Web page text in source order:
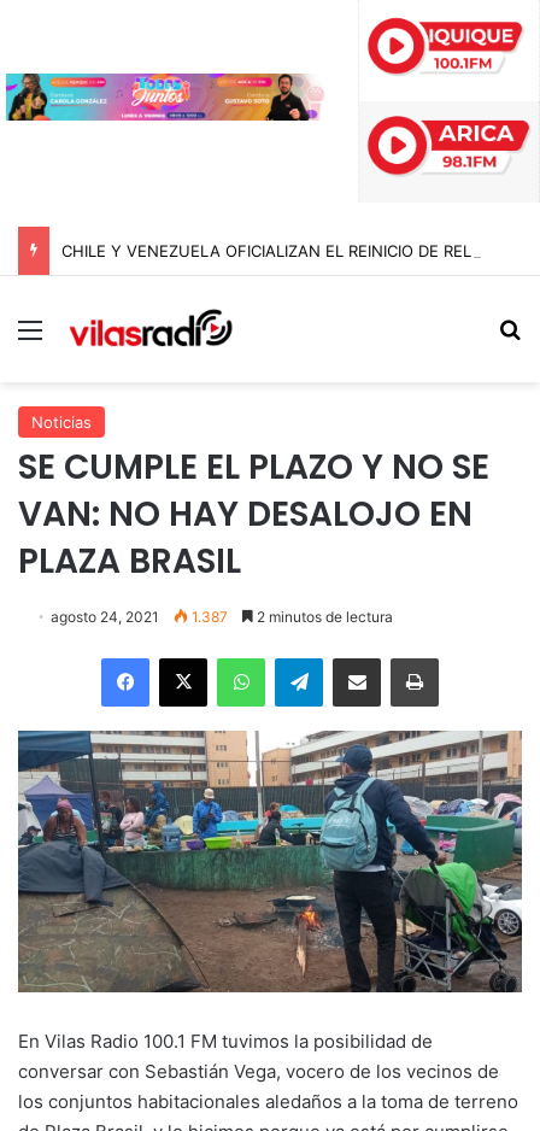
Menú
Noticias
SE CUMPLE EL PLAZO Y NO SE
VAN: NO HAY DESALOJO EN
PLAZA BRASIL
agosto 24, 2021 1.387 2 minutos de lectura
Facebook
X WhatsAppTelegramEnviar vía email Imprimir
En Vilas Radio 100.1 FM tuvimos la posibilidad de
conversar con Sebastián Vega, vocero de los vecinos de
los conjuntos habitacionales aledaños a la toma de terreno